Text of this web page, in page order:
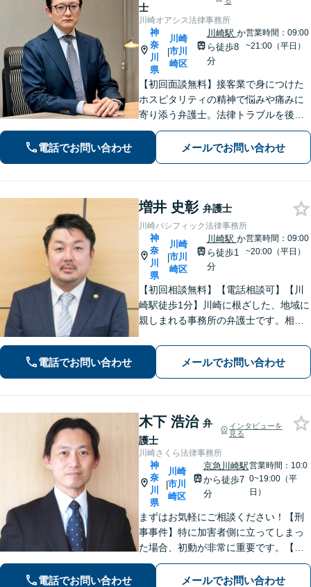
士
川崎オアシス法律事務所
神
奈
川
県
|
川崎
市川
崎区
川崎駅 か
ら徒歩8
分
営業時間：09:00
~21:00（平日）
【初回面談無料】接客業で身につけた
ホスピタリティの精神で悩みや痛みに
寄り添う弁護士。法律トラブルを後ろ
めたく思う必要はありません！【離婚
／借金／相続など】人生の困難を取り
除くことをお助けします。【初回面談
電話でお問い合わせ メールでお問い合わせ
増井 史彰 弁護士
川崎パシフィック法律事務所
神
奈
川
県
|
川崎
市川
崎区
川崎駅 か
ら徒歩1
分
営業時間：09:00
~20:00（平日）
【初回相談無料】【電話相談可】【川
崎駅徒歩1分】川崎に根ざした、地域に
親しまれる事務所の弁護士です。相
って対応致します。クチコミ・リピー
ターの方多数。お気軽にご相談くださ
い。
電話でお問い合わせ メールでお問い合わせ
木下 浩治 弁
護士
インタビューを
見る
川崎さくら法律事務所
神
奈
川
県
|
川崎
市川
崎区
京急川崎駅
から徒歩7
分
営業時間：10:0
0~19:00（平
日）
まずはお気軽にご相談ください！【刑
事事件】特に加害者側に立ってしまっ
た場合、初動が非常に重要です。【借
金・債務整理】あなたに最適な債務整
理をご提案します。【離婚問題】協
電話でお問い合わせ メールでお問い合わせ